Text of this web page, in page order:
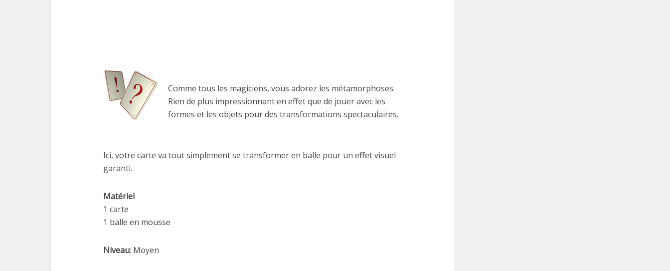
Comme tous les magiciens, vous adorez les métamorphoses.
Rien de plus impressionnant en effet que de jouer avec les
formes et les objets pour des transformations spectaculaires.
Ici, votre carte va tout simplement se transformer en balle pour un effet visuel
garanti.
Matériel
1 carte
1 balle en mousse
Niveau: Moyen